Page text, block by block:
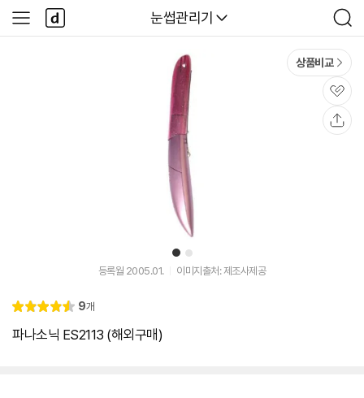
다나와
눈썹관리기
검
색
사
이
다
나
와
1 2
상품비교
관
심
등록월 2005.01. 이미지출처: 제조사제공
별
점
4.
리
9개
파나소닉 ES2113 (해외구매)